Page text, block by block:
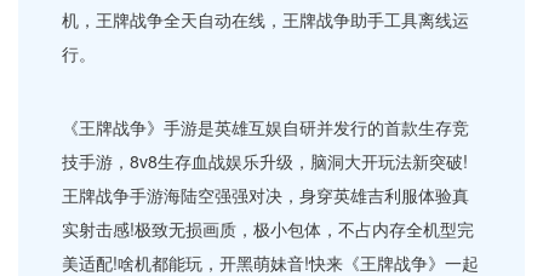
机，王牌战争全天自动在线，王牌战争助手工具离线运
行。
《王牌战争》手游是英雄互娱自研并发行的首款生存竞
技手游，8v8生存血战娱乐升级，脑洞大开玩法新突破!
王牌战争手游海陆空强强对决，身穿英雄吉利服体验真
实射击感!极致无损画质，极小包体，不占内存全机型完
美适配!啥机都能玩，开黑萌妹音!快来《王牌战争》一起